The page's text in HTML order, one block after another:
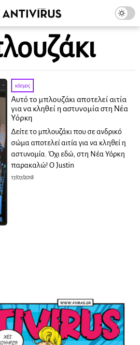
κόσμος
Αυτό το μπλουζάκι αποτελεί αιτία
για να κληθεί η αστυνομία στη Νέα
Υόρκη
Δείτε το μπλουζάκι που σε ανδρικό
σώμα αποτελεί αιτία για να κληθεί η
αστυνομία. Όχι εδώ, στη Νέα Υόρκη
παρακαλώ! Ο Justin
17/07/2018